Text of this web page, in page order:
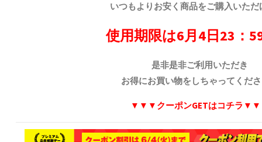
いつもよりお安く商品をご購入いただ
使用期限は6月4日23：
是非是非ご利用いただき
お得にお買い物をしちゃってくだ
▼▼▼クーポンGETはコチラ